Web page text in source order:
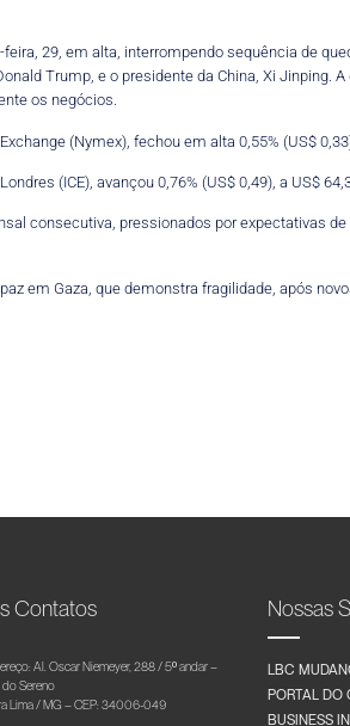
29, em alta, interrompendo sequência de
Trump, e o presidente da China, Xi Jinping.
os negócios.
(Nymex), fechou em alta 0,55% (US$
(ICE), avançou 0,76% (US$ 0,49), a US$
consecutiva, pressionados por expectativas
em Gaza, que demonstra fragilidade, após
Contatos
Al. Oscar Niemeyer, 288 / 5º andar –
do Sereno
Lima / MG – CEP: 34006-049
Nossas
LBC
PORTAL DO
BUSINESS